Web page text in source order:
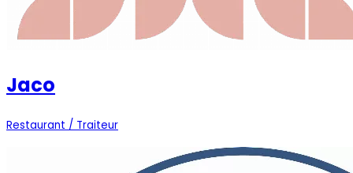
Jaco
Restaurant / Traiteur